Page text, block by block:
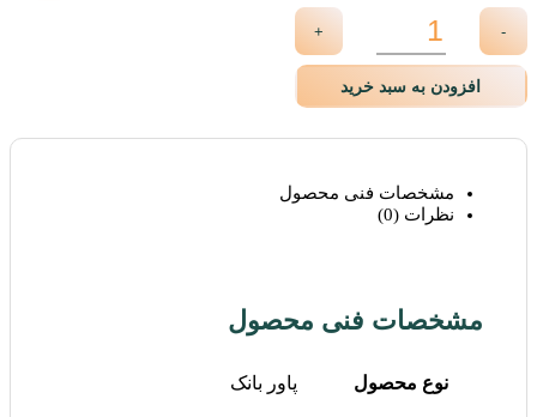
-
+
افزودن به سبد خرید
مشخصات فنی محصول
نظرات (0)
مشخصات فنی محصول
نوع محصول پاور بانک